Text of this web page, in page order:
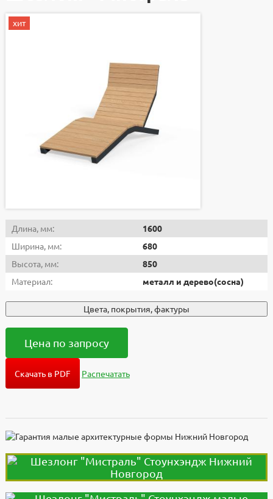
хит
Длина, мм:
1600
Ширина, мм:
680
Высота, мм:
850
Материал:
металл и дерево(сосна)
Цвета, покрытия, фактуры
Цена по запросу
Скачать в PDF Распечатать